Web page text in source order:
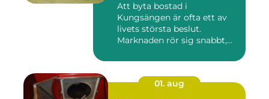
Att byta bostad i
Kungsängen är ofta ett av
livets största beslut.
Marknaden rör sig snabbt,
01. aug